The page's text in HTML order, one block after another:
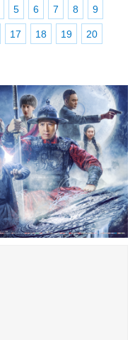
5 6 7 8 9
17 18 19 20